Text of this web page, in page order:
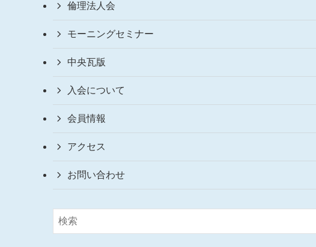
倫理法人会
モーニングセミナー
中央瓦版
入会について
会員情報
アクセス
お問い合わせ